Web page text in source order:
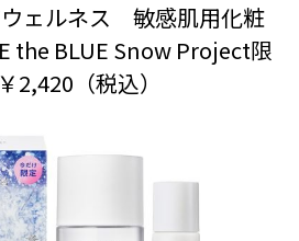
ウェルネス 敏感肌用化粧
the BLUE Snow Project限
2,420（税込）